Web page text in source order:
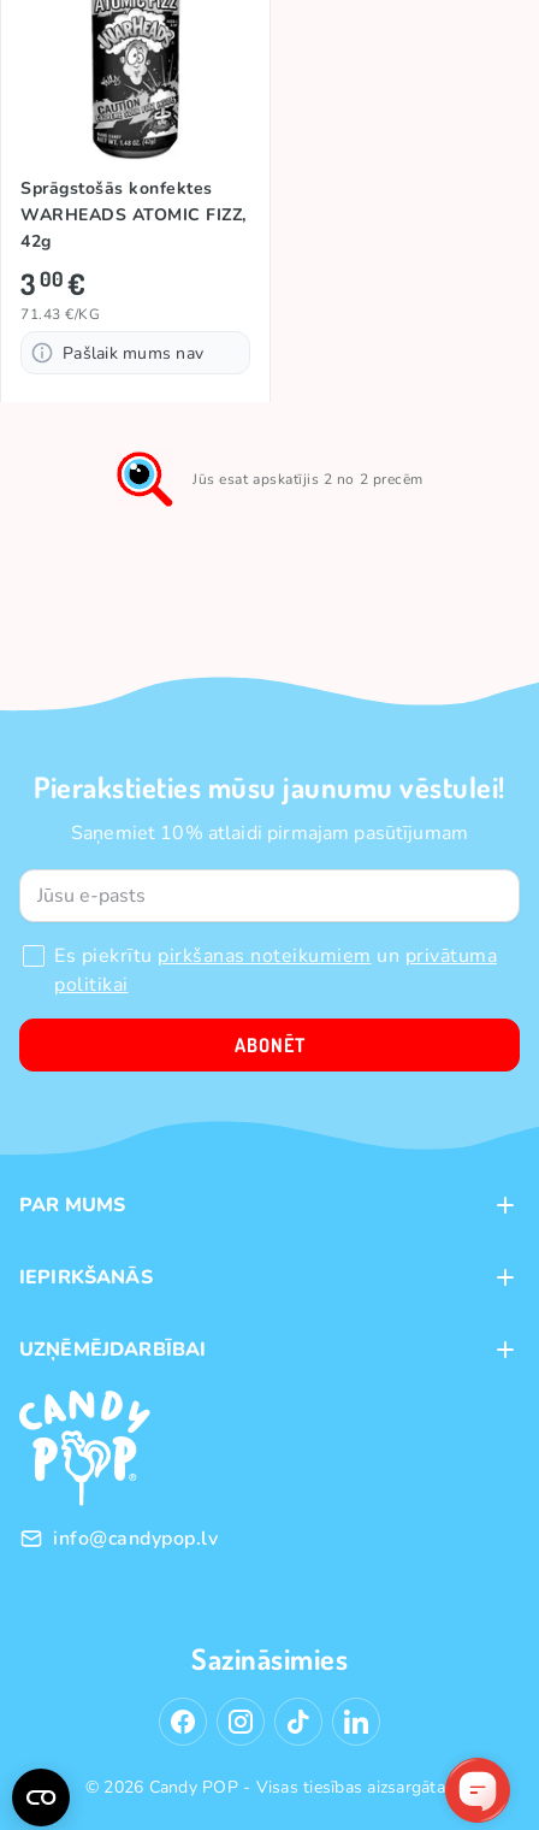
Sprāgstošās konfektes
WARHEADS ATOMIC FIZZ,
42g
300€
71.43 €/KG
Pašlaik mums nav
Jūs esat apskatījis 2 no 2 precēm
Pierakstieties mūsu jaunumu vēstulei!
Saņemiet 10% atlaidi pirmajam pasūtījumam
Es piekrītu pirkšanas noteikumiem un privātuma
politikai
ABONĒT
PAR MUMS
Veikali
Preču zīmoli
IEPIRKŠANĀS
Piegāde
Pirkšanas noteikumi
Privātuma politika
UZŅĒMĒJDARBĪBAI
Franšīze
Vairumtirdzniecība
info@candypop.lv
Sazināsimies
© 2026 Candy POP - Visas tiesības aizsargātas